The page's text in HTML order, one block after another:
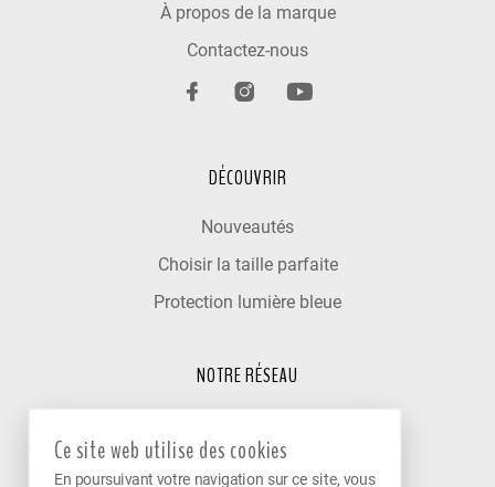
À propos de la marque
Contactez-nous
DÉCOUVRIR
Nouveautés
Choisir la taille parfaite
Protection lumière bleue
NOTRE RÉSEAU
Nos cliniques partenaires
Ce site web utilise des cookies
En poursuivant votre navigation sur ce site, vous